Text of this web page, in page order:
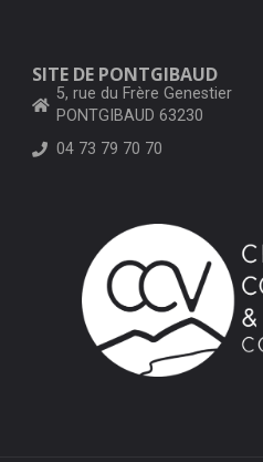
SITE DE PONTGIBAUD
5, rue du Frère Genestier
PONTGIBAUD 63230
04 73 79 70 70